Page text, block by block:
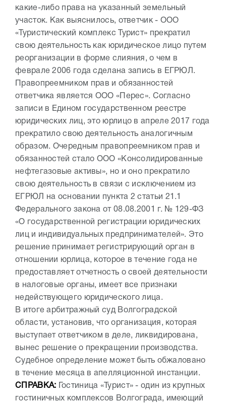
какие-либо права на указанный земельный
участок. Как выяснилось, ответчик - ООО
«Туристический комплекс Турист» прекратил
свою деятельность как юридическое лицо путем
реорганизации в форме слияния, о чем в
феврале 2006 года сделана запись в ЕГРЮЛ.
Правопреемником прав и обязанностей
ответчика является ООО «Перес». Согласно
записи в Едином государственном реестре
юридических лиц, это юрлицо в апреле 2017 года
прекратило свою деятельность аналогичным
образом. Очередным правопреемником прав и
обязанностей стало ООО «Консолидированные
нефтегазовые активы», но и оно прекратило
свою деятельность в связи с исключением из
ЕГРЮЛ на основании пункта 2 статьи 21.1
Федерального закона от 08.08.2001 г. № 129-ФЗ
«О государственной регистрации юридических
лиц и индивидуальных предпринимателей». Это
решение принимает регистрирующий орган в
отношении юрлица, которое в течение года не
предоставляет отчетность о своей деятельности
в налоговые органы, имеет все признаки
недействующего юридического лица.
В итоге арбитражный суд Волгоградской
области, установив, что организация, которая
выступает ответчиком в деле, ликвидирована,
вынес решение о прекращении производства.
Судебное определение может быть обжаловано
в течение месяца в апелляционной инстанции.
СПРАВКА: Гостиница «Турист» - один из крупных
гостиничных комплексов Волгограда, имеющий